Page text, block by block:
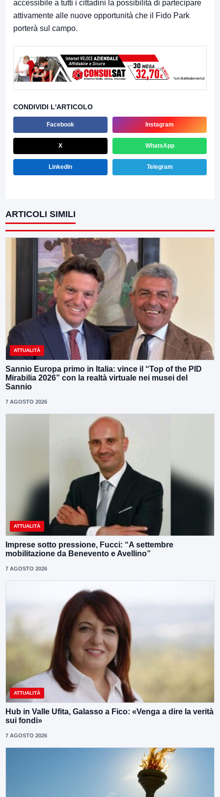
accessibile a tutti i cittadini la possibilità di partecipare
attivamente alle nuove opportunità che il Fido Park
porterà sul campo.
CONDIVIDI L'ARTICOLO
Facebook Instagram
X WhatsApp
LinkedIn Telegram
ARTICOLI SIMILI
ATTUALITÀ
Sannio Europa primo in Italia: vince il “Top of the PID
Mirabilia 2026” con la realtà virtuale nei musei del
Sannio
7 AGOSTO 2026
ATTUALITÀ
Imprese sotto pressione, Fucci: “A settembre
mobilitazione da Benevento e Avellino”
7 AGOSTO 2026
ATTUALITÀ
Hub in Valle Ufita, Galasso a Fico: «Venga a dire la verità
sui fondi»
7 AGOSTO 2026